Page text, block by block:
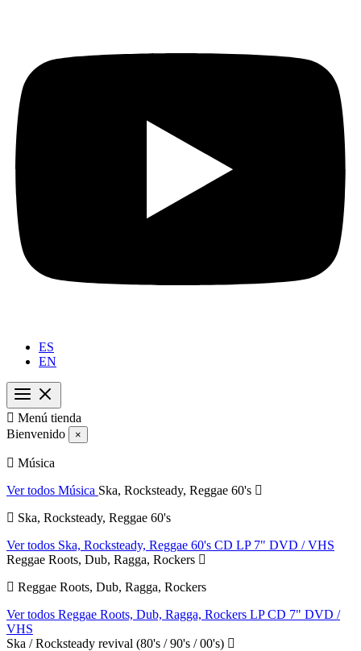
ES
EN
 Menú tienda
Bienvenido
×
Música
Ver todos Música Ska, Rocksteady, Reggae 60's
Ska, Rocksteady, Reggae 60's
Ver todos Ska, Rocksteady, Reggae 60's CD LP 7" DVD / VHS
Reggae Roots, Dub, Ragga, Rockers
Reggae Roots, Dub, Ragga, Rockers
Ver todos Reggae Roots, Dub, Ragga, Rockers LPCD 7" DVD /
VHS
Ska / Rocksteady revival (80's / 90's / 00's)